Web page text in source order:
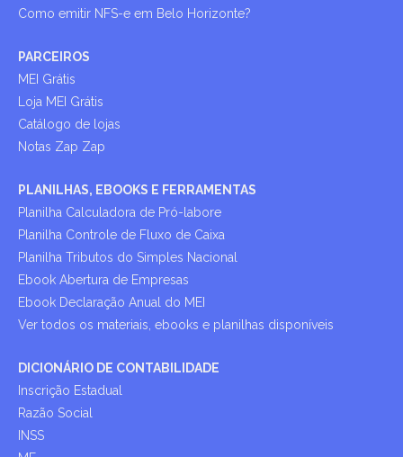
Como emitir NFS-e em Belo Horizonte?
PARCEIROS
MEI Grátis
Loja MEI Grátis
Catálogo de lojas
Notas Zap Zap
PLANILHAS, EBOOKS E FERRAMENTAS
Planilha Calculadora de Pró-labore
Planilha Controle de Fluxo de Caixa
Planilha Tributos do Simples Nacional
Ebook Abertura de Empresas
Ebook Declaração Anual do MEI
Ver todos os materiais, ebooks e planilhas disponíveis
DICIONÁRIO DE CONTABILIDADE
Inscrição Estadual
Razão Social
INSS